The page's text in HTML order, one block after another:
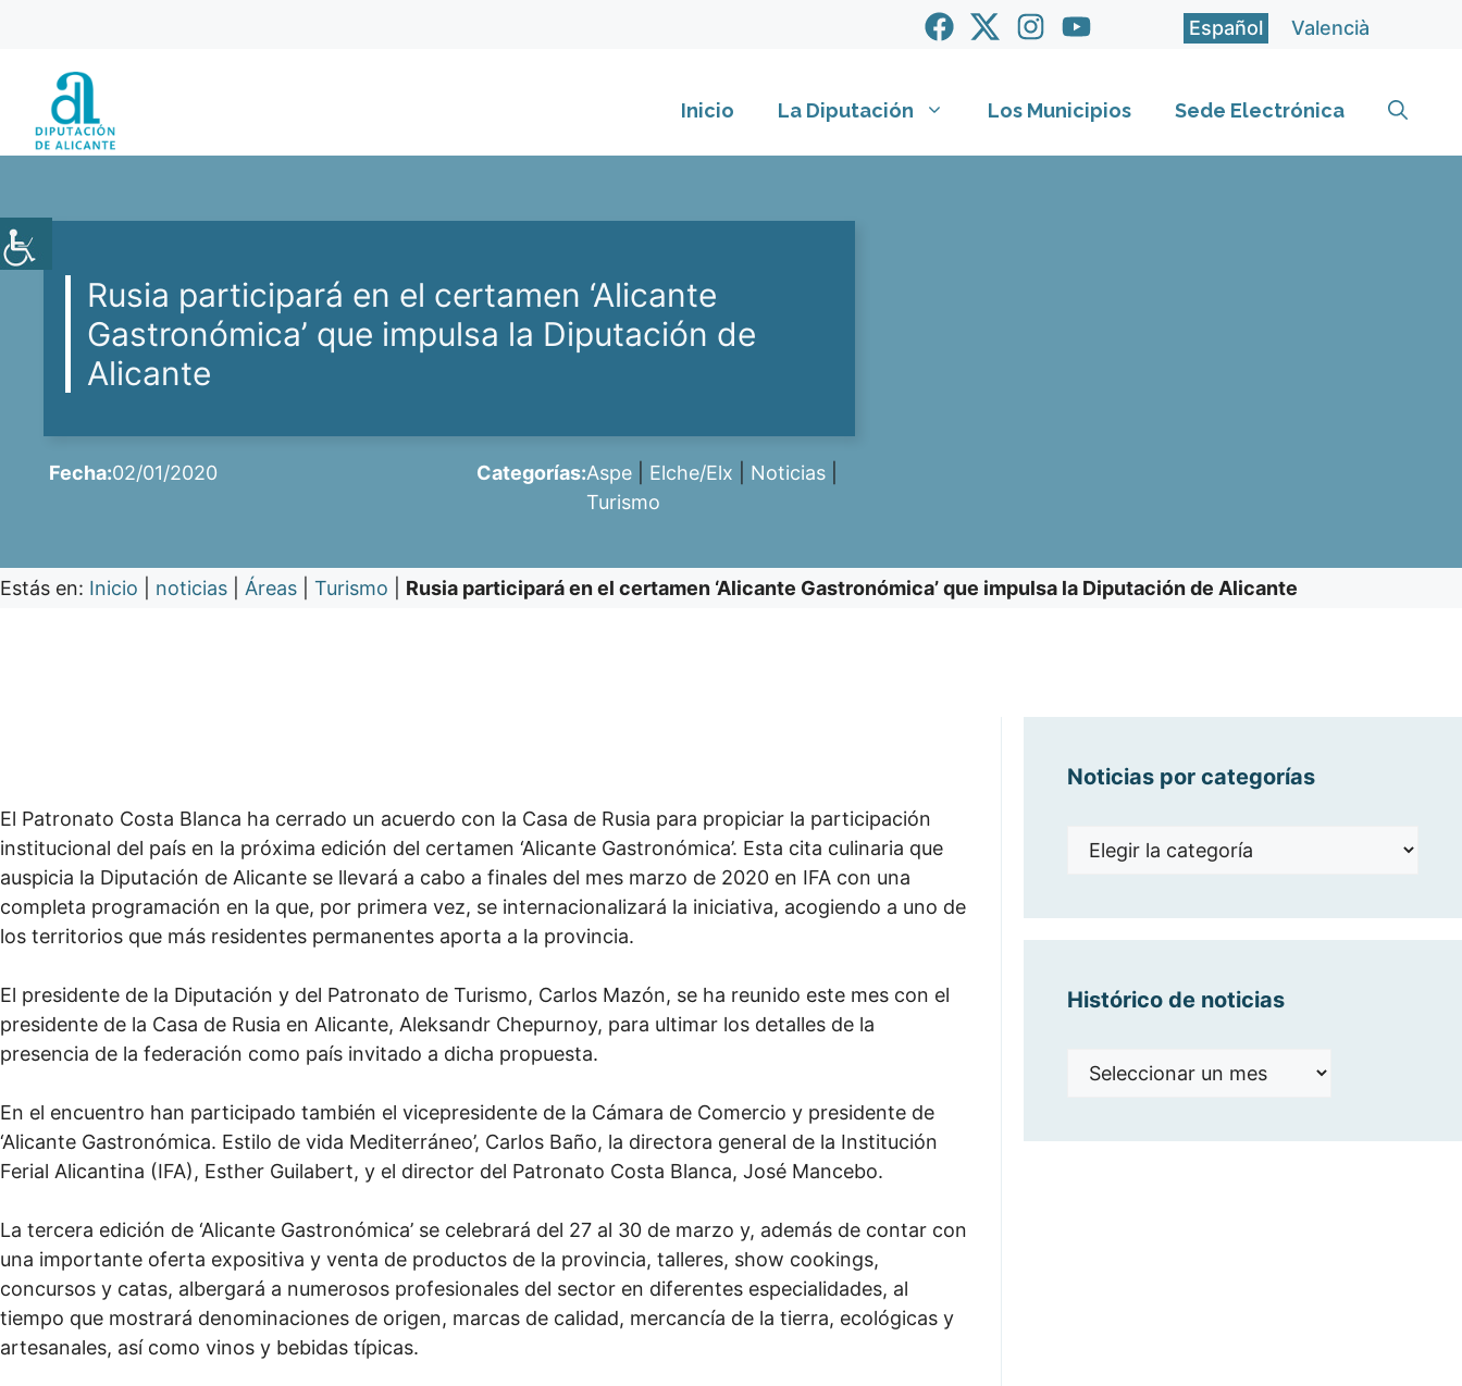
contenido
Español Valencià
Inicio La Diputación Los Municipios Sede Electrónica
Rusia participará en el certamen ‘Alicante
Gastronómica’ que impulsa la Diputación de
Alicante
Fecha:02/01/2020 Categorías:Aspe Elche/Elx Noticias
Turismo
Estás en: Inicio noticias Áreas Turismo Rusia participará en el certamen ‘Alicante Gastronómica’ que impulsa la Diputación de Alicante
El Patronato Costa Blanca ha cerrado un acuerdo con la Casa de Rusia para propiciar la participación
institucional del país en la próxima edición del certamen ‘Alicante Gastronómica’. Esta cita culinaria que
auspicia la Diputación de Alicante se llevará a cabo a finales del mes marzo de 2020 en IFA con una
completa programación en la que, por primera vez, se internacionalizará la iniciativa, acogiendo a uno de
los territorios que más residentes permanentes aporta a la provincia.
El presidente de la Diputación y del Patronato de Turismo, Carlos Mazón, se ha reunido este mes con el
presidente de la Casa de Rusia en Alicante, Aleksandr Chepurnoy, para ultimar los detalles de la
presencia de la federación como país invitado a dicha propuesta.
En el encuentro han participado también el vicepresidente de la Cámara de Comercio y presidente de
‘Alicante Gastronómica. Estilo de vida Mediterráneo’, Carlos Baño, la directora general de la Institución
Ferial Alicantina (IFA), Esther Guilabert, y el director del Patronato Costa Blanca, José Mancebo.
La tercera edición de ‘Alicante Gastronómica’ se celebrará del 27 al 30 de marzo y, además de contar con
una importante oferta expositiva y venta de productos de la provincia, talleres, show cookings,
concursos y catas, albergará a numerosos profesionales del sector en diferentes especialidades, al
tiempo que mostrará denominaciones de origen, marcas de calidad, mercancía de la tierra, ecológicas y
artesanales, así como vinos y bebidas típicas.
Noticias por categorías
Noticias
Histórico de noticias
Histórico